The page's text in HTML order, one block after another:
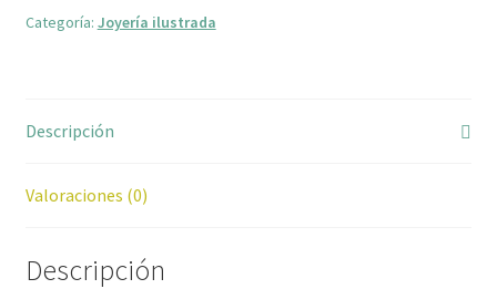
cantidad
Categoría: Joyería ilustrada
Descripción
Valoraciones (0)
Descripción